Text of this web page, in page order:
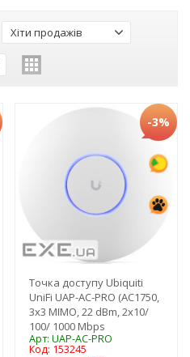
Хіти продажів
-3%
Точка доступу Ubiquiti
UniFi UAP-AC-PRO (AC1750,
3x3 MIMO, 22 dBm, 2x10/
100/ 1000 Mbps
Арт: UAP-AC-PRO
Код: 153245